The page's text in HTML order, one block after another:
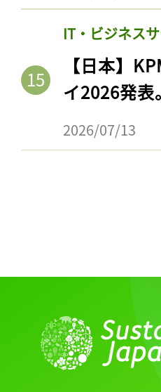
IT・ビジネス
【日本】
イ2026発
2026/07/13